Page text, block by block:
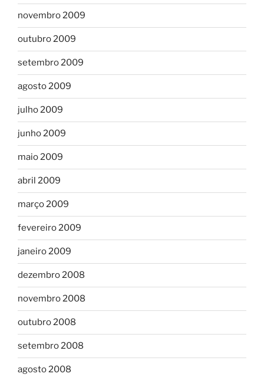
novembro 2009
outubro 2009
setembro 2009
agosto 2009
julho 2009
junho 2009
maio 2009
abril 2009
março 2009
fevereiro 2009
janeiro 2009
dezembro 2008
novembro 2008
outubro 2008
setembro 2008
agosto 2008